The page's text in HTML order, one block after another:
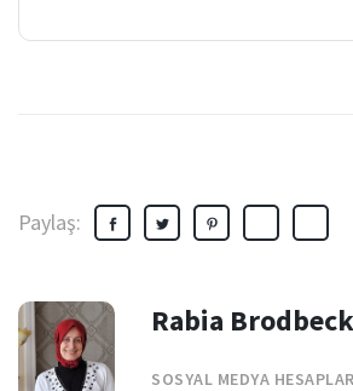
Paylaş:
Rabia Brodbeck
SOSYAL MEDYA